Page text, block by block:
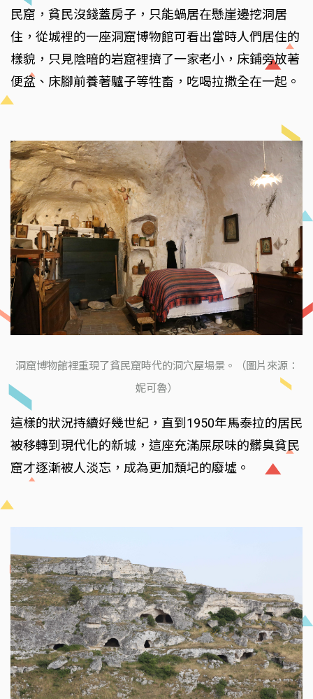
民窟，貧民沒錢蓋房子，只能蝸居在懸崖邊挖洞居
住，從城裡的一座洞窟博物館可看出當時人們居住的
樣貌，只見陰暗的岩窟裡擠了一家老小，床鋪旁放著
便盆、床腳前養著驢子等牲畜，吃喝拉撒全在一起。
洞窟博物館裡重現了貧民窟時代的洞穴屋場景。（圖片來源：
妮可魯）
這樣的狀況持續好幾世紀，直到1950年馬泰拉的居民
被移轉到現代化的新城，這座充滿屎尿味的髒臭貧民
窟才逐漸被人淡忘，成為更加頹圮的廢墟。